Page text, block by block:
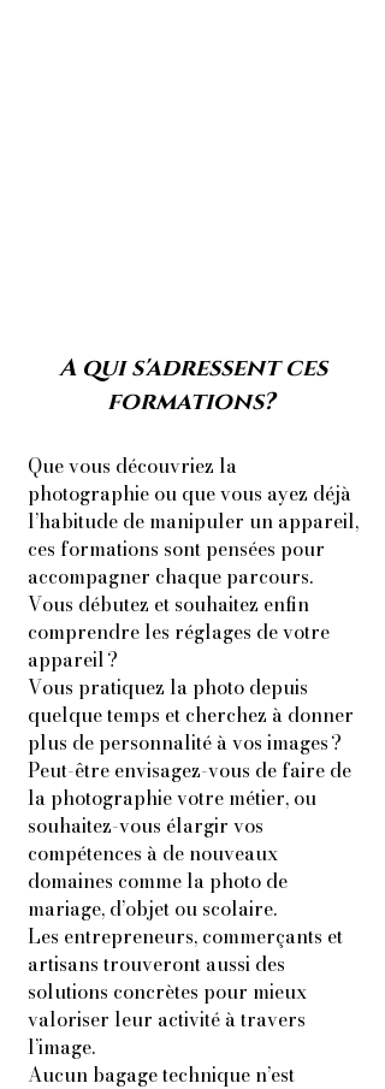
A qui s'adressent ces
formations?
Que vous découvriez la
photographie ou que vous ayez déjà
l’habitude de manipuler un appareil,
ces formations sont pensées pour
accompagner chaque parcours.
Vous débutez et souhaitez enfin
comprendre les réglages de votre
appareil ?
Vous pratiquez la photo depuis
quelque temps et cherchez à donner
plus de personnalité à vos images ?
Peut-être envisagez-vous de faire de
la photographie votre métier, ou
souhaitez-vous élargir vos
compétences à de nouveaux
domaines comme la photo de
mariage, d’objet ou scolaire.
Les entrepreneurs, commerçants et
artisans trouveront aussi des
solutions concrètes pour mieux
valoriser leur activité à travers
l’image.
Aucun bagage technique n’est